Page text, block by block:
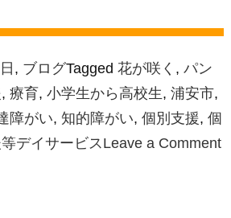
, ブログTagged 花が咲く , パン
, 療育, 小学生から高校生, 浦安市,
障がい, 知的障がい, 個別支援, 個
デイサービスLeave a Comment